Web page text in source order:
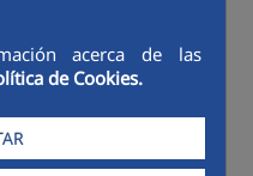
acerca de las
de Cookies.